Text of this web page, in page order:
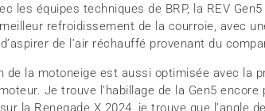
les équipes techniques de BRP, la REV
refroidissement de la courroie, avec
de l’air réchauffé provenant du
de la motoneige est aussi optimisée avec la
Je trouve l’habillage de la Gen5
la Renegade X 2024, je trouve que l’angle